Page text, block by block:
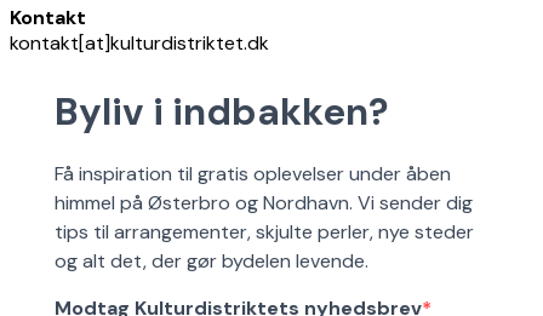
Kontakt
kontakt[at]kulturdistriktet.dk
Byliv i indbakken?
Få inspiration til gratis oplevelser under åben
himmel på Østerbro og Nordhavn. Vi sender dig
tips til arrangementer, skjulte perler, nye steder
og alt det, der gør bydelen levende.
Modtag Kulturdistriktets nyhedsbrev